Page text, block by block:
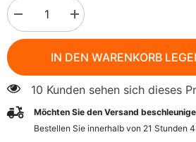
verringern
für
Gewürz
BIO
60
g
-
GESCHENKE
Menge
erhöhen
für
Garam
Masala
60
-
GESCHENKE
DER
IN DEN WARENKORB
10 Kunden sehen sich dieses
Möchten Sie den Versand
Bestellen Sie innerhalb von 21 Stunden